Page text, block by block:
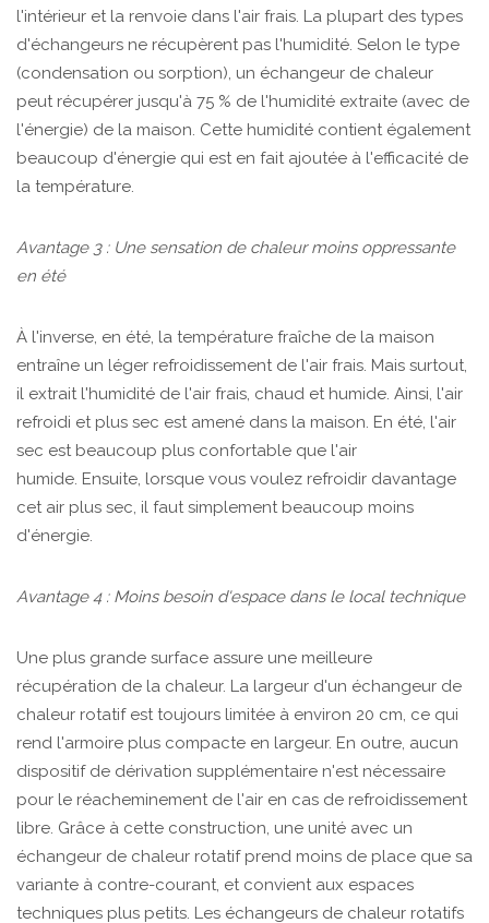
l'intérieur et la renvoie dans l'air frais. La plupart des types
d'échangeurs ne récupèrent pas l'humidité. Selon le type
(condensation ou sorption), un échangeur de chaleur
peut récupérer jusqu'à 75 % de l'humidité extraite (avec de
l'énergie) de la maison. Cette humidité contient également
beaucoup d'énergie qui est en fait ajoutée à l'efficacité de
la température.
Avantage 3 : Une sensation de chaleur moins oppressante
en été
À l'inverse, en été, la température fraîche de la maison
entraîne un léger refroidissement de l'air frais. Mais surtout,
il extrait l'humidité de l'air frais, chaud et humide. Ainsi, l'air
refroidi et plus sec est amené dans la maison. En été, l'air
sec est beaucoup plus confortable que l'air
humide. Ensuite, lorsque vous voulez refroidir davantage
cet air plus sec, il faut simplement beaucoup moins
d'énergie.
Avantage 4 : Moins besoin d'espace dans le local technique
Une plus grande surface assure une meilleure
récupération de la chaleur. La largeur d'un échangeur de
chaleur rotatif est toujours limitée à environ 20 cm, ce qui
rend l'armoire plus compacte en largeur. En outre, aucun
dispositif de dérivation supplémentaire n'est nécessaire
pour le réacheminement de l'air en cas de refroidissement
libre. Grâce à cette construction, une unité avec un
échangeur de chaleur rotatif prend moins de place que sa
variante à contre-courant, et convient aux espaces
techniques plus petits. Les échangeurs de chaleur rotatifs